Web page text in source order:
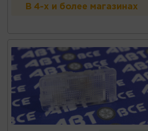
В 4-х и более магазинах